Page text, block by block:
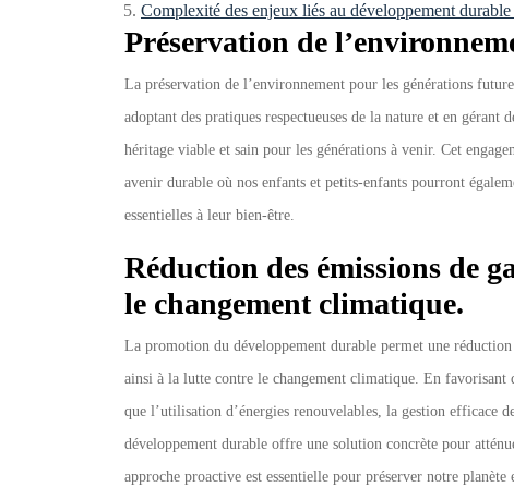
Complexité des enjeux liés au développement
Préservation de
La préservation de l’environnement pour les générations
adoptant des pratiques respectueuses de la nature et en gérant
héritage viable et sain pour les générations à venir. Cet
avenir durable où nos enfants et petits-enfants pourront
essentielles à leur bien-être.
Réduction des émissions de
le changement climatique.
La promotion du développement durable permet une
ainsi à la lutte contre le changement climatique. En favorisant
que l’utilisation d’énergies renouvelables, la gestion efficace
développement durable offre une solution concrète pour
approche proactive est essentielle pour préserver notre